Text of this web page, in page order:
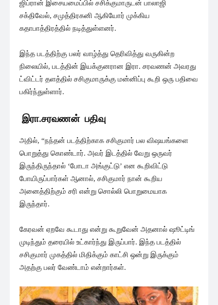
ஜிப்ரான் இசையமைப்பில் சசிக்குமாருடன் பாலாஜி
சக்திவேல், சமுத்திரகனி ஆகியோர் முக்கிய
கதாபாத்திரத்தில் நடித்துள்ளனர்.
இந்த படத்திற்கு பலர் வாழ்த்து தெரிவித்து வருகின்ற
நிலையில், படத்தின் இயக்குனரான இரா. சரவணன் அவரது
ட்விட்டர் தளத்தில் சசிகுமாருக்கு மன்னிப்பு கூறி ஒரு பதிவை
பகிர்ந்துள்ளார்.
இரா.சரவணன் பதிவு
அதில், “நந்தன் படத்திற்காக சசிகுமார் பல விஷயங்களை
பொறுத்து கொண்டார். அவர் இடத்தில் வேறு ஒருவர்
இருந்திருந்தால் ‘போடா அங்குட்டு’ என கூறிவிட்டு
போயிருப்பார்கள் ஆனால், சசிகுமார் நான் கூறிய
அனைத்திற்கும் சரி என்று சொல்லி பொறுமையாக
இருந்தார்.
கேரவன் ஏறவே கூடாது என்று கூறுவேன் அதனால் ஷூட்டிங்
முடிந்தும் தரையில் உட்கார்ந்து இருப்பார். இந்த படத்தில்
சசிகுமார் முகத்தில் மிதிக்கும் காட்சி ஒன்று இருக்கும்
அதற்கு பலர் வேண்டாம் என்றார்கள்.